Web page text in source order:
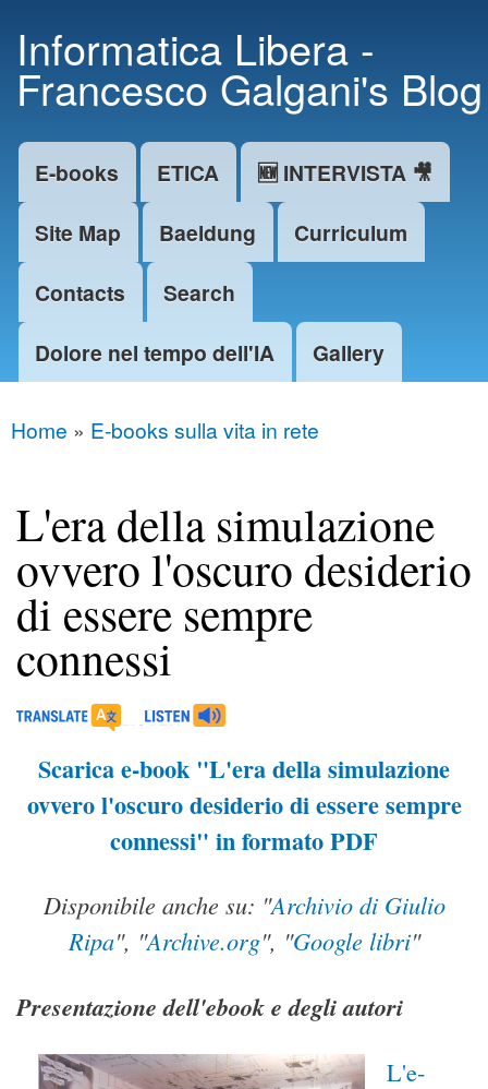
main
content
Informatica Libera -
Francesco Galgani's Blog
Main menu
E-books ETICA
🆕 INTERVISTA 🎥
Site Map
Baeldung
Curriculum
Contacts
Search
Dolore nel tempo dell'IA
Gallery
You are here
Home » E-books sulla vita in rete
L'era della simulazione
ovvero l'oscuro desiderio
di essere sempre
connessi
Scarica e-book "L'era della simulazione
ovvero l'oscuro desiderio di essere sempre
connessi" in formato PDF
Disponibile anche su: "Archivio di Giulio
Ripa", "Archive.org", "Google libri"
Presentazione dell'ebook e degli autori
L'e-